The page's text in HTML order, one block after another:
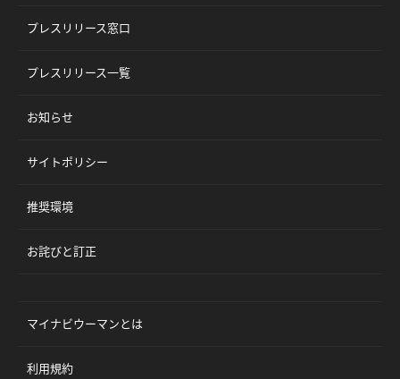
プレスリリース窓口
プレスリリース一覧
お知らせ
サイトポリシー
推奨環境
お詫びと訂正
マイナビウーマンとは
利用規約